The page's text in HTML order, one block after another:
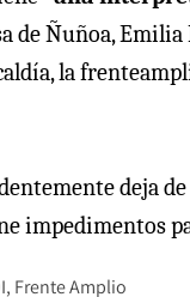
de Ñuñoa,
la
deja
impedimentos
Frente Amplio